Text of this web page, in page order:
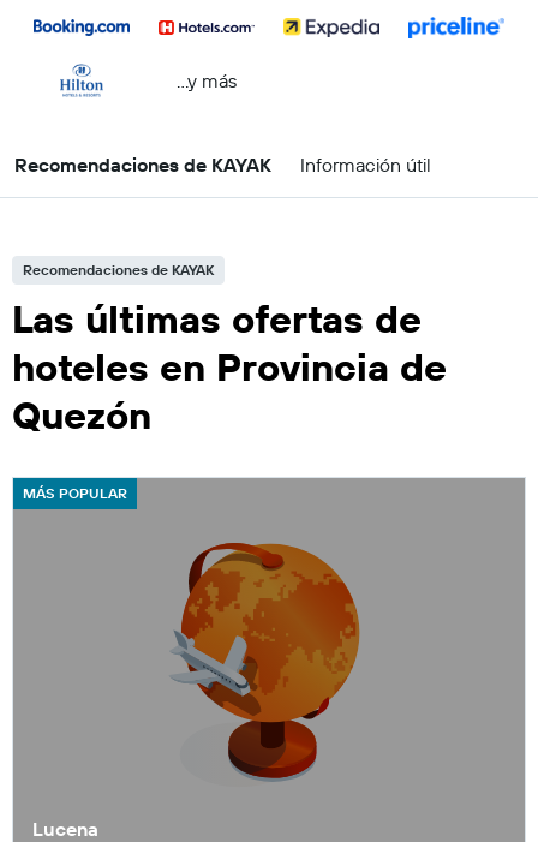
...y más
Recomendaciones de KAYAK Información útil
Recomendaciones de KAYAK
Las últimas ofertas de
hoteles en Provincia de
Quezón
MÁS POPULAR
Lucena